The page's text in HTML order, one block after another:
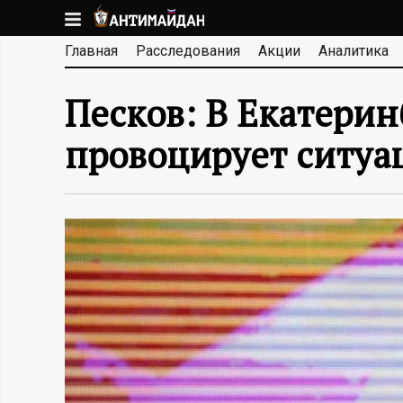
к
основномуА
Н
Т
И
М
А
Й
Д
Главная Расследования Акции Аналитика
Песков: В
провоцирует